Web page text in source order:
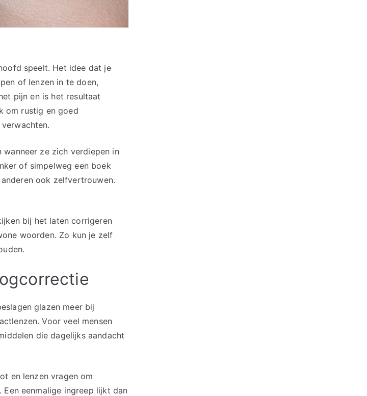
speelt. Het idee dat je
of lenzen in te doen,
pijn en is het resultaat
om rustig en goed
wanneer ze zich verdiepen in
of simpelweg een boek
ook zelfvertrouwen.
bij het laten corrigeren
woorden. Zo kun je zelf
glazen meer bij
Voor veel mensen
die dagelijks aandacht
en lenzen vragen om
eenmalige ingreep lijkt dan